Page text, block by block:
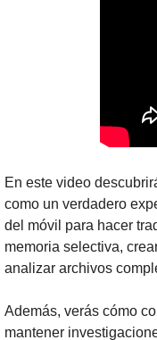
En este video
como un verdadero
del móvil para hacer
memoria selectiva,
analizar archivos
Además, verás cómo
mantener